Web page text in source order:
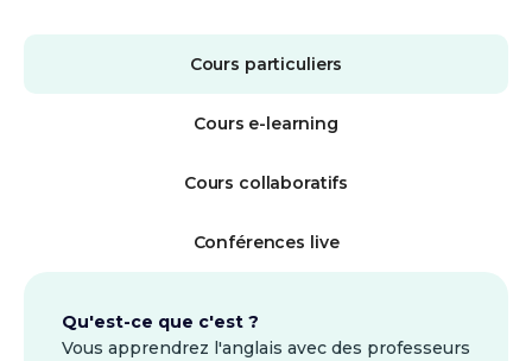
Cours particuliers
Cours e-learning
Cours collaboratifs
Conférences live
Qu'est-ce que c'est ?
Vous apprendrez l'anglais avec des professeurs